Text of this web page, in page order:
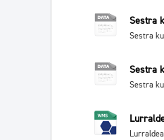
Sestra
Sestra
Sestra
Sestra